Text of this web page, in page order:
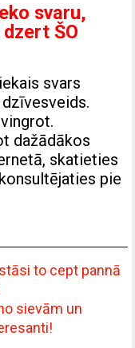
svaru,
ŠO
svars
dažādākos
skatieties
pie
to cept pannā
sievām un